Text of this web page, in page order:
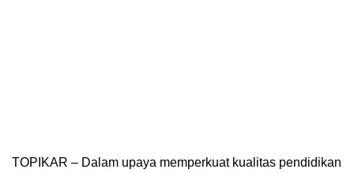
TOPIKAR – Dalam upaya memperkuat kualitas pendidikan